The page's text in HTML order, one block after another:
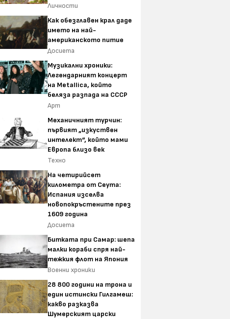
Личности
Как обезглавен крал даде
името на най-
американското питие
Досиета
Музикални хроники:
Легендарният концерт
на Metallica, който
беляза разпада на СССР
Арт
Механичният турчин:
първият „изкуствен
интелект“, който мами
Европа близо век
Техно
На четирийсет
километра от Сеута:
Испания изселва
новопокръстените през
1609 година
Досиета
Битката при Самар: шепа
малки кораби спря най-
тежкия флот на Япония
Военни хроники
28 800 години на трона и
един истински Гилгамеш:
какво разказва
Шумерският царски